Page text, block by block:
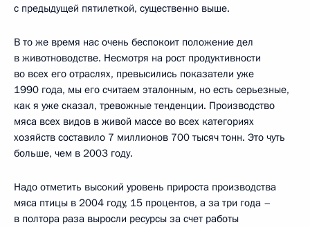
с предыдущей пятилеткой, существенно выше.
В то же время нас очень беспокоит положение дел
в животноводстве. Несмотря на рост продуктивности
во всех его отраслях, превысились показатели уже
1990 года, мы его считаем эталонным, но есть серьезные,
как я уже сказал, тревожные тенденции. Производство
мяса всех видов в живой массе во всех категориях
хозяйств составило 7 миллионов 700 тысяч тонн. Это чуть
больше, чем в 2003 году.
Надо отметить высокий уровень прироста производства
мяса птицы в 2004 году, 15 процентов, а за три года –
в полтора раза выросли ресурсы за счет работы